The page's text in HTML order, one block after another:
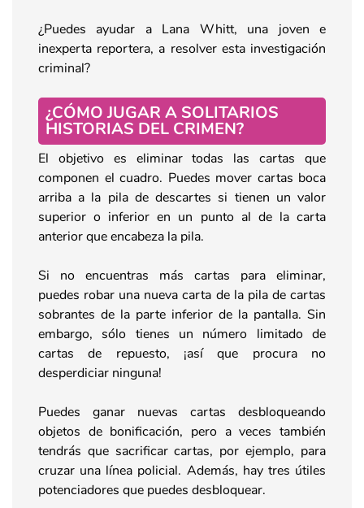
¿Puedes ayudar a Lana Whitt, una joven e
inexperta reportera, a resolver esta investigación
criminal?
¿CÓMO JUGAR A SOLITARIOS
HISTORIAS DEL CRIMEN?
El objetivo es eliminar todas las cartas que
componen el cuadro. Puedes mover cartas boca
arriba a la pila de descartes si tienen un valor
superior o inferior en un punto al de la carta
anterior que encabeza la pila.
Si no encuentras más cartas para eliminar,
puedes robar una nueva carta de la pila de cartas
sobrantes de la parte inferior de la pantalla. Sin
embargo, sólo tienes un número limitado de
cartas de repuesto, ¡así que procura no
desperdiciar ninguna!
Puedes ganar nuevas cartas desbloqueando
objetos de bonificación, pero a veces también
tendrás que sacrificar cartas, por ejemplo, para
cruzar una línea policial. Además, hay tres útiles
potenciadores que puedes desbloquear.